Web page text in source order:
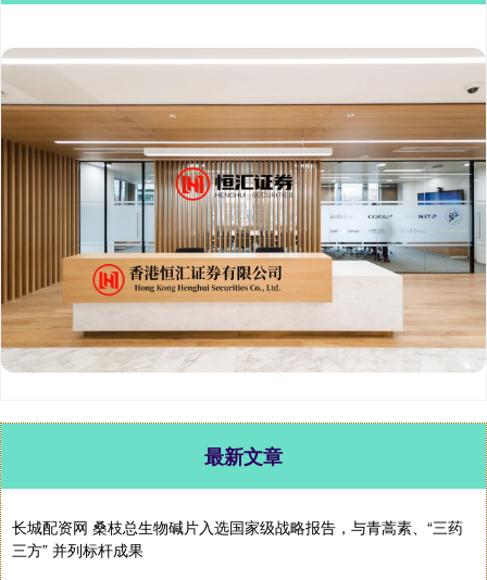
最新文章
长城配资网 桑枝总生物碱片入选国家级战略报告，与青蒿素、“三药
三方” 并列标杆成果